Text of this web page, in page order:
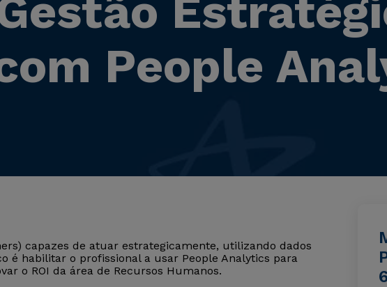
People
capazes de atuar estrategicamente, utilizando dados
é habilitar o profissional a usar People Analytics para
o ROI da área de Recursos Humanos.